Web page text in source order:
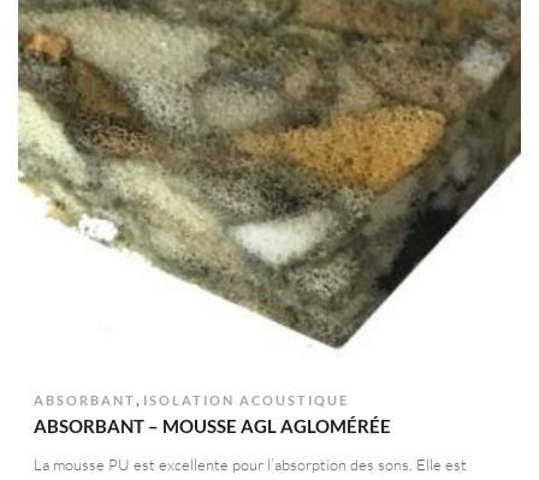
ABSORBANT, ISOLATION ACOUSTIQUE
ABSORBANT – MOUSSE AGL AGLOMÉRÉE
La mousse PU est excellente pour l’absorption des sons. Elle est